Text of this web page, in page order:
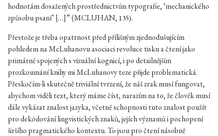
hodnotám dosažených prostřednictvím typografie, ‘mechanického
způsobu psaní’ […]” (MCLUHAN, 135).
Přestože je třeba opatrnost před přílišným zjednodušujícím
pohledem na McLuhanovu asociaci revoluce tisku a čtení jako
primárně spojených s vizuální kognicí, i po detailnějším
prozkoumání knihy mi McLuhanovy teze přijde problematická.
Přeskočím-li skutečně triviální tvrzení, že náš zrak musí fungovat,
abychom viděli text, který máme číst, narazím na to, že člověk musí
dále vykázat znalost jazyka, včetně schopnosti tuto znalost použít
pro dekódování lingvistických znaků, jejích významů i pochopení
širšího pragmatického kontextu. To jsou pro čtení násobně